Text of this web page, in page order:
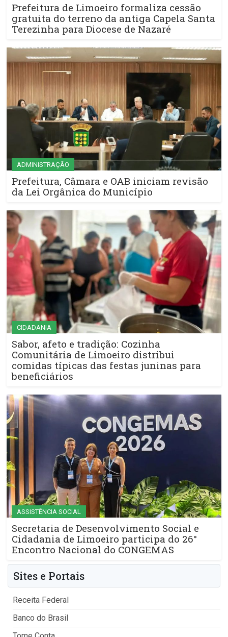
Prefeitura de Limoeiro formaliza cessão
gratuita do terreno da antiga Capela Santa
Terezinha para Diocese de Nazaré
ADMINISTRAÇÃO
Prefeitura, Câmara e OAB iniciam revisão
da Lei Orgânica do Município
CIDADANIA
Sabor, afeto e tradição: Cozinha
Comunitária de Limoeiro distribui
comidas típicas das festas juninas para
beneficiários
ASSISTÊNCIA SOCIAL
Secretaria de Desenvolvimento Social e
Cidadania de Limoeiro participa do 26°
Encontro Nacional do CONGEMAS
Sites e Portais
Receita Federal
Banco do Brasil